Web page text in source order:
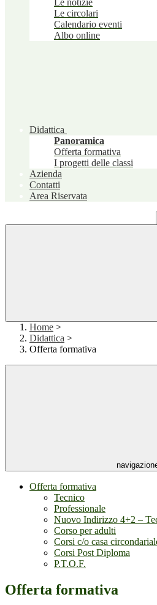
Le notizie
Le circolari
Calendario eventi
Albo online
Didattica
Panoramica
Offerta formativa
I progetti delle classi
Azienda
Contatti
Area Riservata
Home >
Didattica >
Offerta formativa
Offerta formativa
Tecnico
Professionale
Nuovo Indirizzo 4+2 –
Corso per adulti
Corsi c/o casa
Corsi Post Diploma
P.T.O.F.
Offerta formativa